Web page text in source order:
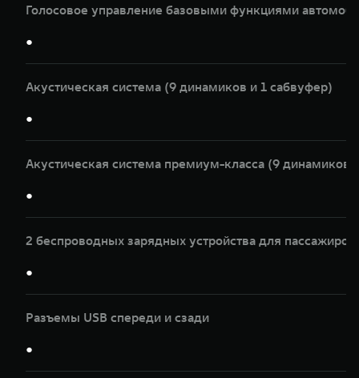
Голосовое управление базовыми функциями
●
Акустическая система (9 динамиков и 1 сабвуфер)
●
Акустическая система премиум-класса (9 динамиков
●
2 беспроводных зарядных устройства для
●
Разъемы USB спереди и сзади
●